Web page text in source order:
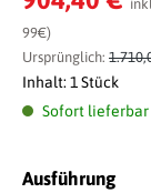
99€)
Ursprünglich:
Inhalt: 1 Stück
Sofort lieferbar
Ausführung